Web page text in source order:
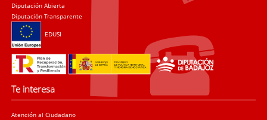
Diputación Abierta
Diputación Transparente
EDUSI
Te interesa
Atención al Ciudadano